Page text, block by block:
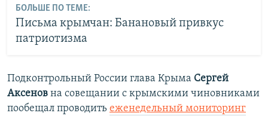
БОЛЬШЕ ПО ТЕМЕ:
Письма крымчан: Банановый привкус
патриотизма
Подконтрольный России глава Крыма Сергей
Аксенов на совещании с крымскими чиновниками
пообещал проводить еженедельный мониторинг